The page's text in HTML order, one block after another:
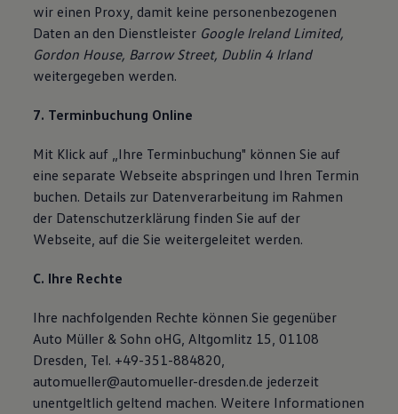
wir einen Proxy, damit keine personenbezogenen
Daten an den Dienstleister Google Ireland Limited,
Gordon House, Barrow Street, Dublin 4 Irland
weitergegeben werden.
7. Terminbuchung Online
Mit Klick auf „Ihre Terminbuchung" können Sie auf
eine separate Webseite abspringen und Ihren Termin
buchen. Details zur Datenverarbeitung im Rahmen
der Datenschutzerklärung finden Sie auf der
Webseite, auf die Sie weitergeleitet werden.
C. Ihre Rechte
Ihre nachfolgenden Rechte können Sie gegenüber
Auto Müller & Sohn oHG, Altgomlitz 15, 01108
Dresden, Tel. +49-351-884820,
automueller@automueller-dresden.de jederzeit
unentgeltlich geltend machen. Weitere Informationen